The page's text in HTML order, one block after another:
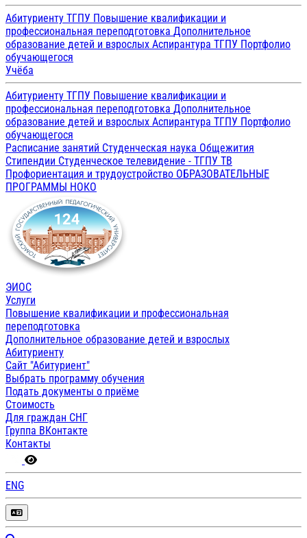
Абитуриенту ТГПУ Повышение квалификации и
профессиональная переподготовка Дополнительное
образование детей и взрослых Аспирантура ТГПУ Портфолио
обучающегося
Учёба
Абитуриенту ТГПУ Повышение квалификации и
профессиональная переподготовка Дополнительное
образование детей и взрослых Аспирантура ТГПУ Портфолио
обучающегося
Расписание занятий Студенческая наука Общежития
Стипендии Студенческое телевидение - ТГПУ ТВ
Профориентация и трудоустройство ОБРАЗОВАТЕЛЬНЫЕ
ПРОГРАММЫ НОКО
ЭИОС
Услуги
Повышение квалификации и профессиональная
переподготовка
Дополнительное образование детей и взрослых
Абитуриенту
Сайт "Абитуриент"
Выбрать программу обучения
Подать документы о приёме
Стоимость
Для граждан СНГ
Группа ВКонтакте
Контакты
ENG